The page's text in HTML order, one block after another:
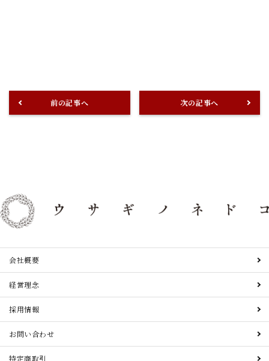
前の記事へ 次の記事へ
会社概要
経営理念
採用情報
お問い合わせ
特定商取引